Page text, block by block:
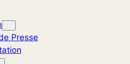
Presse